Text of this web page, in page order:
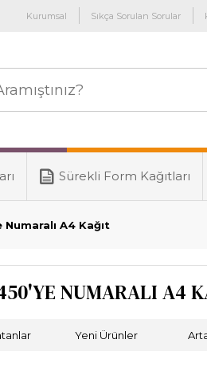
Kurumsal Sıkça Sorulan Sorular
Sürekli Form Kağıtları
A4 Kağıt
NUMARALI A4
Yeni Ürünler